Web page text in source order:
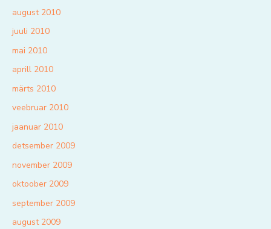
august 2010
juuli 2010
mai 2010
aprill 2010
märts 2010
veebruar 2010
jaanuar 2010
detsember 2009
november 2009
oktoober 2009
september 2009
august 2009